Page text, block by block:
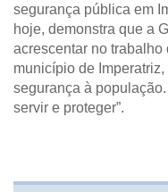
segurança pública em
hoje, demonstra que a
acrescentar no
município de
segurança à
servir e proteger”.